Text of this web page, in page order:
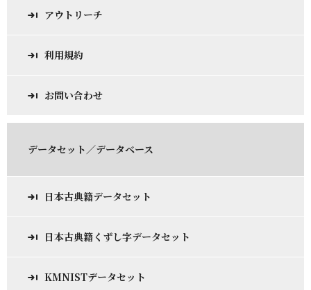
アウトリーチ
利用規約
お問い合わせ
データセット／データベース
日本古典籍データセット
日本古典籍くずし字データセット
KMNISTデータセット